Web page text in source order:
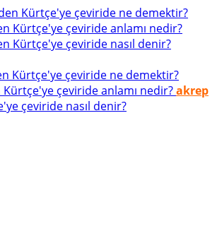
Kürtçe'ye çeviride ne demektir?
Kürtçe'ye çeviride anlamı nedir?
Kürtçe'ye çeviride nasıl denir?
Kürtçe'ye çeviride ne demektir?
çeviride anlamı nedir?akrep
çeviride nasıl denir?